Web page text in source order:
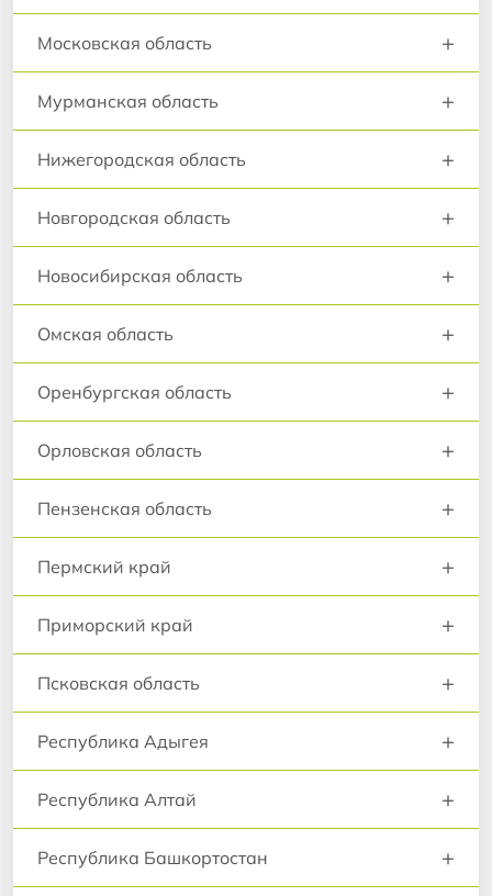
Московская область +
Мурманская область +
Нижегородская область +
Новгородская область +
Новосибирская область +
Омская область +
Оренбургская область +
Орловская область +
Пензенская область +
Пермский край +
Приморский край +
Псковская область +
Республика Адыгея +
Республика Алтай +
Республика Башкортостан +